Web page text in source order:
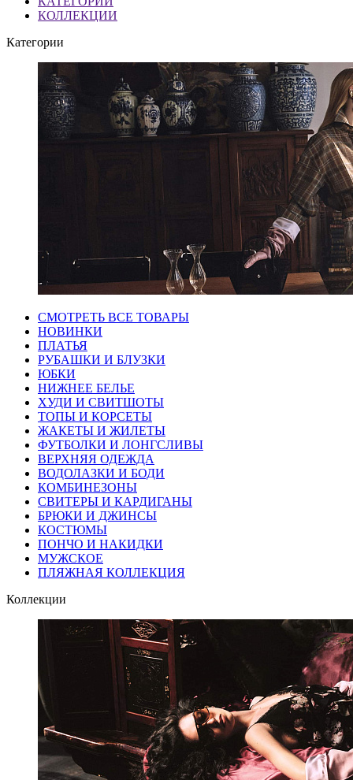
КОЛЛЕКЦИИ
Категории
СМОТРЕТЬ ВСЕ ТОВАРЫ
НОВИНКИ
ПЛАТЬЯ
РУБАШКИ И БЛУЗКИ
ЮБКИ
НИЖНЕЕ БЕЛЬЕ
ХУДИ И СВИТШОТЫ
ТОПЫ И КОРСЕТЫ
ЖАКЕТЫ И ЖИЛЕТЫ
ФУТБОЛКИ И ЛОНГСЛИВЫ
ВЕРХНЯЯ ОДЕЖДА
ВОДОЛАЗКИ И БОДИ
КОМБИНЕЗОНЫ
СВИТЕРЫ И КАРДИГАНЫ
БРЮКИ И ДЖИНСЫ
КОСТЮМЫ
ПОНЧО И НАКИДКИ
МУЖСКОЕ
ПЛЯЖНАЯ КОЛЛЕКЦИЯ
Коллекции